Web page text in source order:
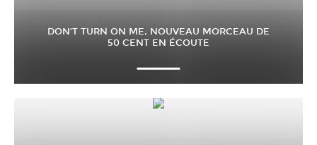
DON’T TURN ON ME, NOUVEAU MORCEAU DE
50 CENT EN ÉCOUTE